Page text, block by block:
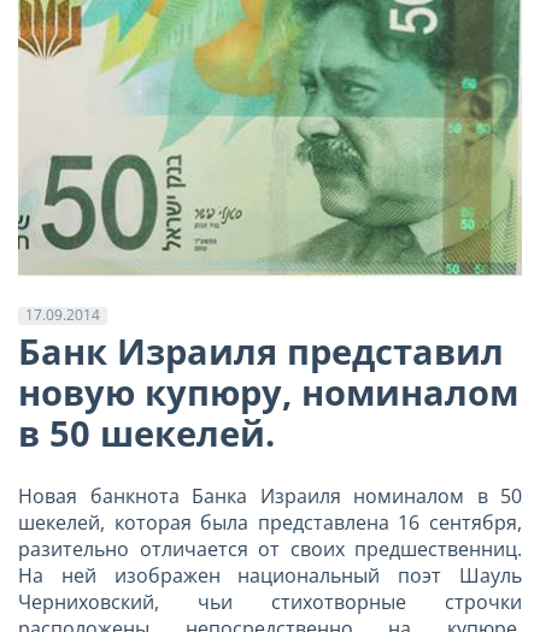
17.09.2014
Банк Израиля представил
новую купюру, номиналом
в 50 шекелей.
Новая банкнота Банка Израиля номиналом в 50
шекелей, которая была представлена 16 сентября,
разительно отличается от своих предшественниц.
На ней изображен национальный поэт Шауль
Черниховский, чьи стихотворные строчки